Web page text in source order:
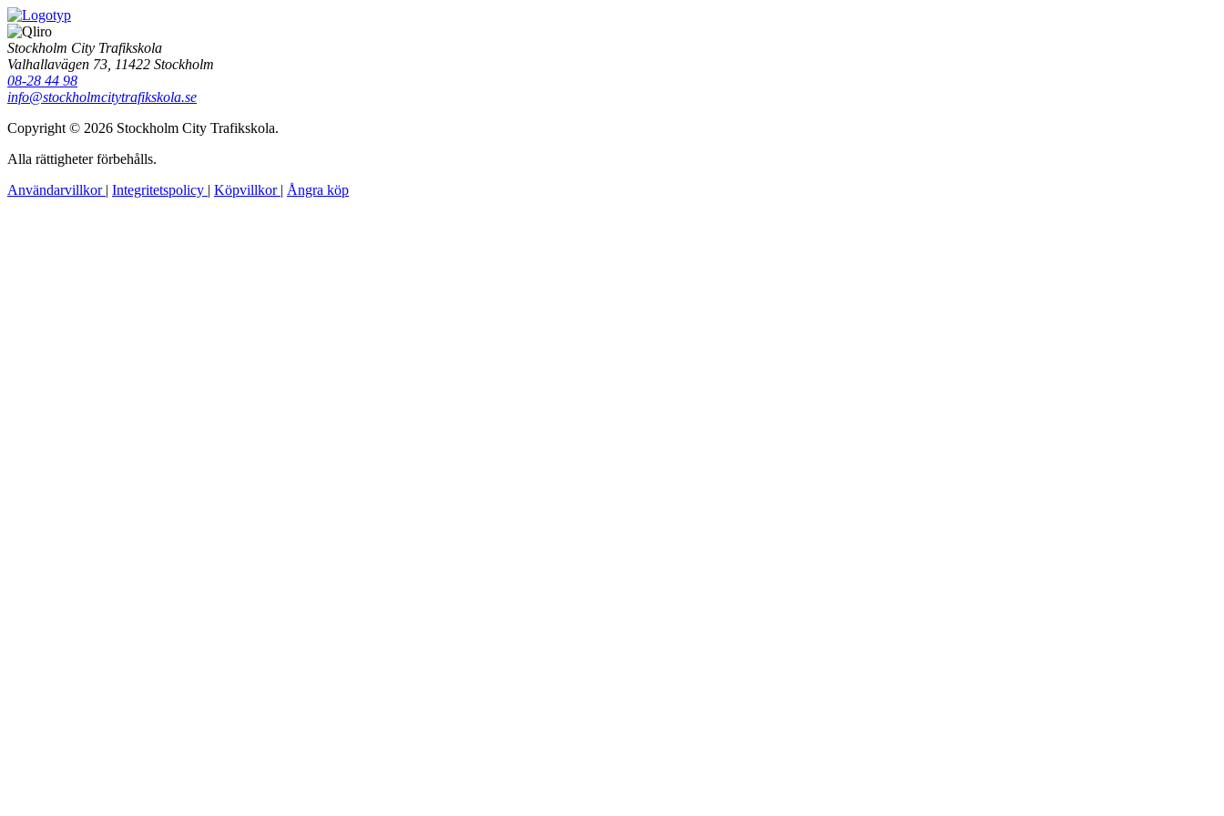
Stockholm City Trafikskola
Valhallavägen 73, 11422 Stockholm
08-28 44 98
info@stockholmcitytrafikskola.se
Copyright © 2026 Stockholm City Trafikskola.
Alla rättigheter förbehålls.
Användarvillkor | Integritetspolicy | Köpvillkor | Ångra köp